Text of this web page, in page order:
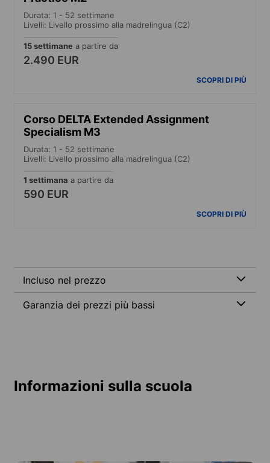
Durata: 1 - 52 settimane
Livelli: Livello prossimo alla madrelingua (C2)
15 settimane a partire da
2.490 EUR
SCOPRI DI PIÙ
Corso DELTA Extended Assignment
Specialism M3
Durata: 1 - 52 settimane
Livelli: Livello prossimo alla madrelingua (C2)
1 settimana a partire da
590 EUR
SCOPRI DI PIÙ
Incluso nel prezzo
Garanzia dei prezzi più bassi
Informazioni sulla scuola